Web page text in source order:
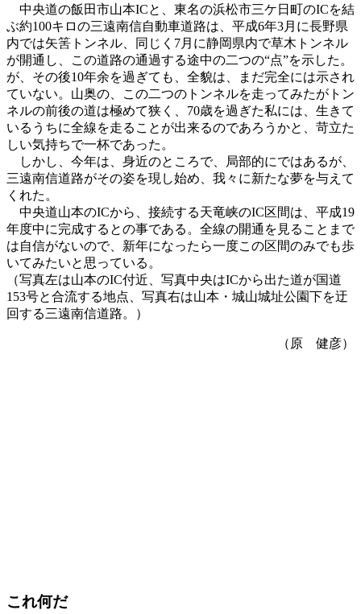
中央道の飯田市山本ICと、東名の浜松市三ケ日町のICを結
ぶ約100キロの三遠南信自動車道路は、平成6年3月に長野県
内では矢筈トンネル、同じく7月に静岡県内で草木トンネル
が開通し、この道路の通過する途中の二つの“点”を示した。
が、その後10年余を過ぎても、全貌は、まだ完全には示され
ていない。山奥の、この二つのトンネルを走ってみたがトン
ネルの前後の道は極めて狭く、70歳を過ぎた私には、生きて
いるうちに全線を走ることが出来るのであろうかと、苛立た
しい気持ちで一杯であった。
しかし、今年は、身近のところで、局部的にではあるが、
三遠南信道路がその姿を現し始め、我々に新たな夢を与えて
くれた。
中央道山本のICから、接続する天竜峡のIC区間は、平成19
年度中に完成するとの事である。全線の開通を見ることまで
は自信がないので、新年になったら一度この区間のみでも歩
いてみたいと思っている。
（写真左は山本のIC付近、写真中央はICから出た道が国道
153号と合流する地点、写真右は山本・城山城址公園下を迂
回する三遠南信道路。）
（原 健彦）
これ何だ